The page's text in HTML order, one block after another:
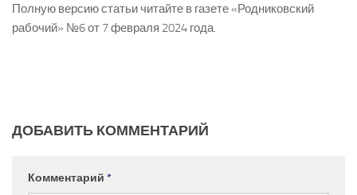
Полную версию статьи читайте в газете «Родниковский
рабочий» №6 от 7 февраля 2024 года.
ДОБАВИТЬ КОММЕНТАРИЙ
Комментарий *